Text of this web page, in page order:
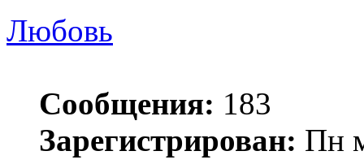
Любовь
Сообщения: 183
Зарегистрирован: Пн